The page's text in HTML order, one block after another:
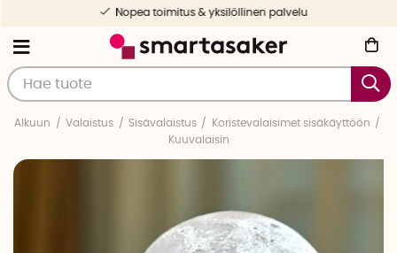
Nopea toimitus & yksilöllinen palvelu
Alkuun Valaistus Sisävalaistus
Koristevalaisimet sisäkäyttöön
Kuuvalaisin